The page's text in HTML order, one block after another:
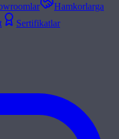
Hamkorlarga
Sertifikatlar